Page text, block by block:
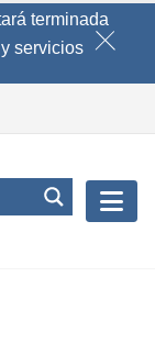
terminada
servicios